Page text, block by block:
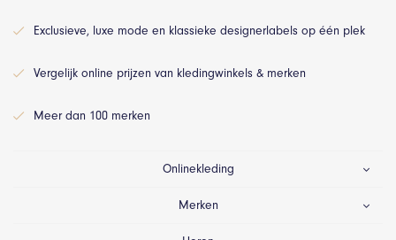
Exclusieve, luxe mode en klassieke designerlabels op één plek
Vergelijk online prijzen van kledingwinkels & merken
Meer dan 100 merken
Onlinekleding
Merken